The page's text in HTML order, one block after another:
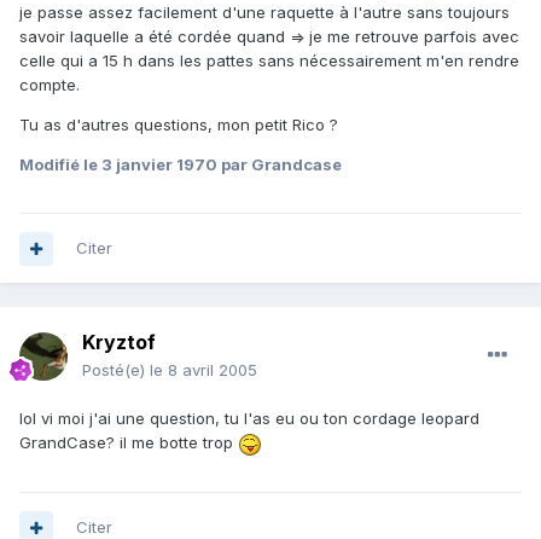
je passe assez facilement d'une raquette à l'autre sans toujours
savoir laquelle a été cordée quand => je me retrouve parfois avec
celle qui a 15 h dans les pattes sans nécessairement m'en rendre
compte.
Tu as d'autres questions, mon petit Rico ?
Modifié le 3 janvier 1970 par Grandcase
Citer
Kryztof
Posté(e) le 8 avril 2005
lol vi moi j'ai une question, tu l'as eu ou ton cordage leopard
GrandCase? il me botte trop
Citer